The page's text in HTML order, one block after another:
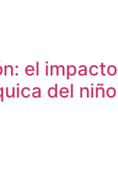
el impacto
del niño